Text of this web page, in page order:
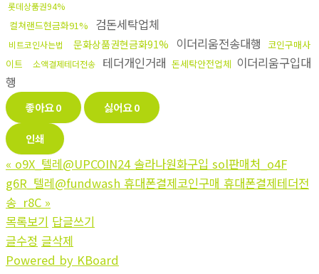
롯데상품권94%
컬쳐랜드현금화91% 검돈세탁업체
비트코인사는법 문화상품권현금화91% 이더리움전송대행 코인구매사
이트
소액결제테더전송 테더개인거래 돈세탁안전업체 이더리움구입대
행
좋아요0 싫어요0
인쇄
« o9X_텔레@UPCOIN24 솔라나원화구입 sol판매처_o4F
g6R_텔레@fundwash 휴대폰결제코인구매 휴대폰결제테더전
송_r8C »
목록보기 답글쓰기
글수정 글삭제
Powered by KBoard